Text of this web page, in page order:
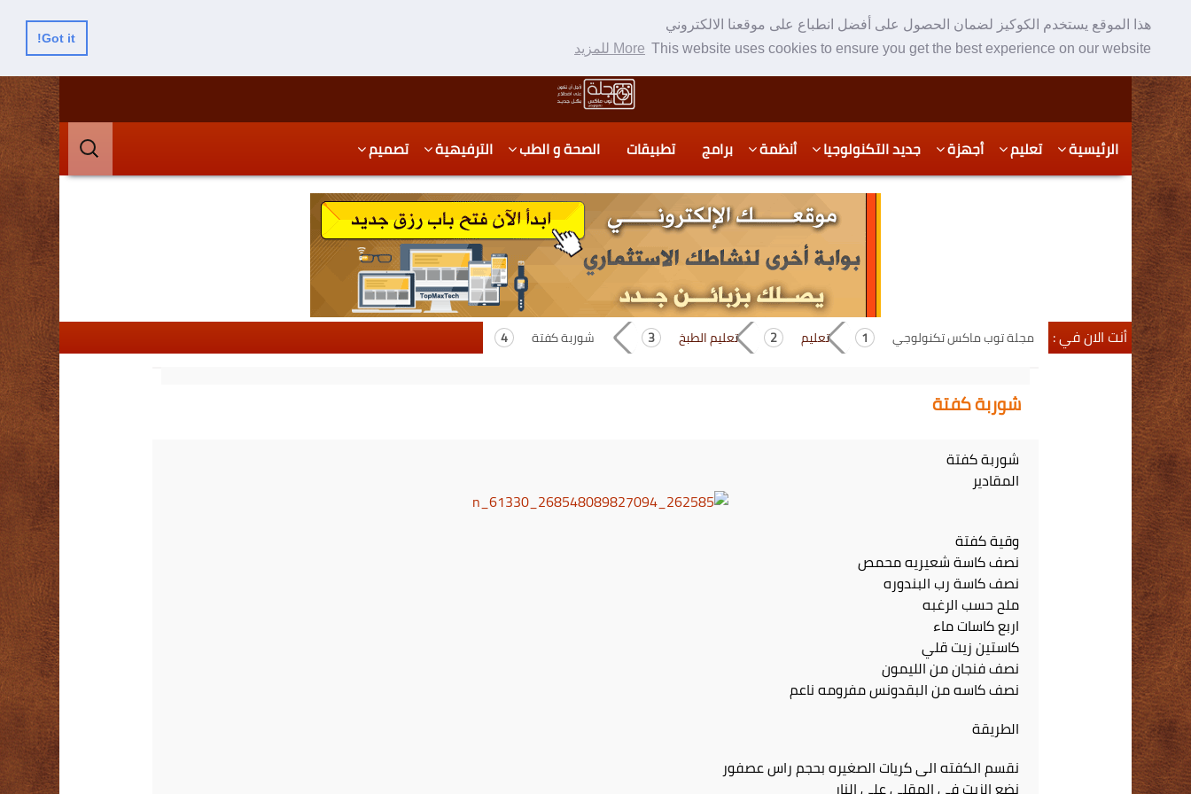
هذا الموقع يستخدم الكوكيز لضمان الحصول على أفضل انطباع على موقعنا الالكتروني
This website uses cookies to ensure you get the best experience on our website More للمزيد
Got it!
Skip
to
content
Skip
to
secondary
content
الرئيسية تعليم أجهزة جديد التكنولوجيا أنظمة برامج تطبيقات الصحة و الطب الترفيهية تصميم
البحث
عن:
أنت الان في : مجلة توب ماكس تكنولوجي تعليم تعليم الطبخ شوربة كفتة
شوربة كفتة
شوربة كفتة
المقادير
وقية كفتة
نصف كاسة شعيريه محمص
نصف كاسة رب البندوره
ملح حسب الرغبه
اربع كاسات ماء
كاستين زيت قلي
نصف فنجان من الليمون
نصف كاسه من البقدونس مفرومه ناعم
الطريقة
نقسم الكفته الى كريات الصغيره بحجم راس عصفور
نضع الزيت في المقلى على النار